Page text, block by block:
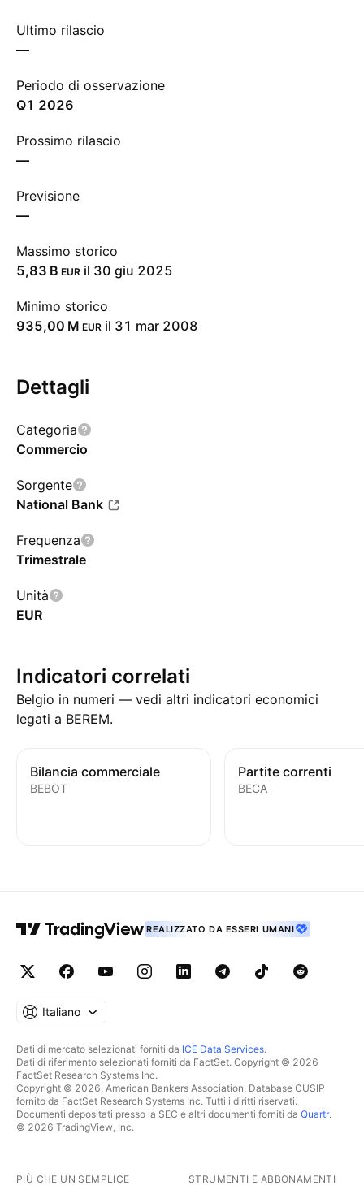
Ultimo rilascio
—
Periodo di osservazione
Q1 2026
Prossimo rilascio
—
Previsione
—
Massimo storico
‪5,83 B‬ EUR il 30 giu 2025
Minimo storico
‪935,00 M‬ EUR il 31 mar 2008
Dettagli
Categoria
Commercio
Sorgente
National Bank
Frequenza
Trimestrale
Unità
EUR
Indicatori correlati
Belgio in numeri — vedi altri indicatori economici
legati a BEREM.
Bilancia commerciale
BEBOT
Partite correnti
BECA
REALIZZATO DA ESSERI UMANI
Italiano
Dati di mercato selezionati forniti da ICE Data Services.
Dati di riferimento selezionati forniti da FactSet. Copyright © 2026
FactSet Research Systems Inc.
Copyright © 2026, American Bankers Association. Database CUSIP
fornito da FactSet Research Systems Inc. Tutti i diritti riservati.
Documenti depositati presso la SEC e altri documenti forniti da Quartr.
© 2026 TradingView, Inc.
PIÙ CHE UN SEMPLICE
STRUMENTI E ABBONAMENTI